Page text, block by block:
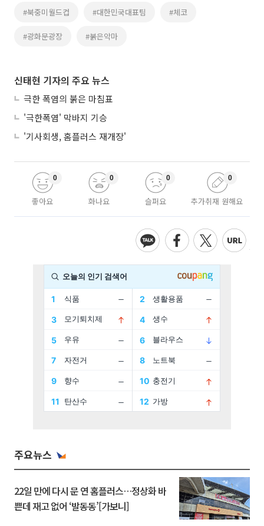
#북중미월드컵 #대한민국대표팀 #체코
#광화문광장 #붉은악마
신태현 기자의 주요 뉴스
극한 폭염의 붉은 마침표
'극한폭염' 막바지 기승
'기사회생, 홈플러스 재개장'
좋아요
0
화나요
0
슬퍼요
0
추가취재 원해요
0
주요뉴스
22일 만에 다시 문 연 홈플러스…정상화 바
쁜데 재고 없어 ‘발동동’[가보니]